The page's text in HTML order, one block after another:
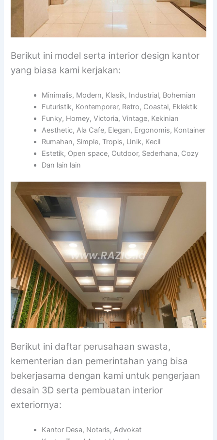
Berikut ini model serta interior design kantor
yang biasa kami kerjakan:
Minimalis, Modern, Klasik, Industrial, Bohemian
Futuristik, Kontemporer, Retro, Coastal, Eklektik
Funky, Homey, Victoria, Vintage, Kekinian
Aesthetic, Ala Cafe, Elegan, Ergonomis, Kontainer
Rumahan, Simple, Tropis, Unik, Kecil
Estetik, Open space, Outdoor, Sederhana, Cozy
Dan lain lain
Berikut ini daftar perusahaan swasta,
kementerian dan pemerintahan yang bisa
bekerjasama dengan kami untuk pengerjaan
desain 3D serta pembuatan interior
exteriornya:
Kantor Desa, Notaris, Advokat